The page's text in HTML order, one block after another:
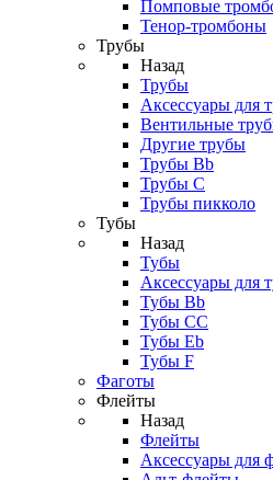
Помповые
Тенор-тромбоны
Трубы
Назад
Трубы
Аксессуары для
Вентильные
Другие трубы
Трубы Bb
Трубы C
Трубы пикколо
Тубы
Назад
Тубы
Аксессуары для
Тубы Bb
Тубы CC
Тубы Eb
Тубы F
Фаготы
Флейты
Назад
Флейты
Аксессуары для